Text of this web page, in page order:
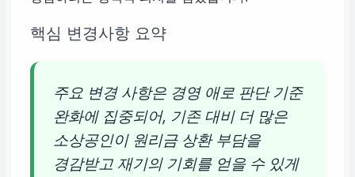
핵심 변경사항 요약
주요 변경 사항은 경영 애로 판단 기준
완화에 집중되어, 기존 대비 더 많은
소상공인이 원리금 상환 부담을
경감받고 재기의 기회를 얻을 수 있게